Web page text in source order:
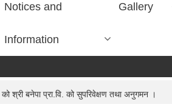
Notices and
Information
Gallery
श्री बनेपा प्रा.वि. को सुपरिवेक्षण तथा अनुगमन ।